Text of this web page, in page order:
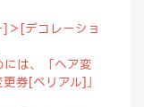
＞[デコレーショ
は、「ヘア変
券[ベリアル]」